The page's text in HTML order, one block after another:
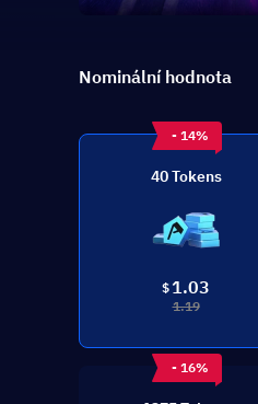
Nominální hodnota
- 14%
40 Tokens
$ 1.03
1.19
- 16%